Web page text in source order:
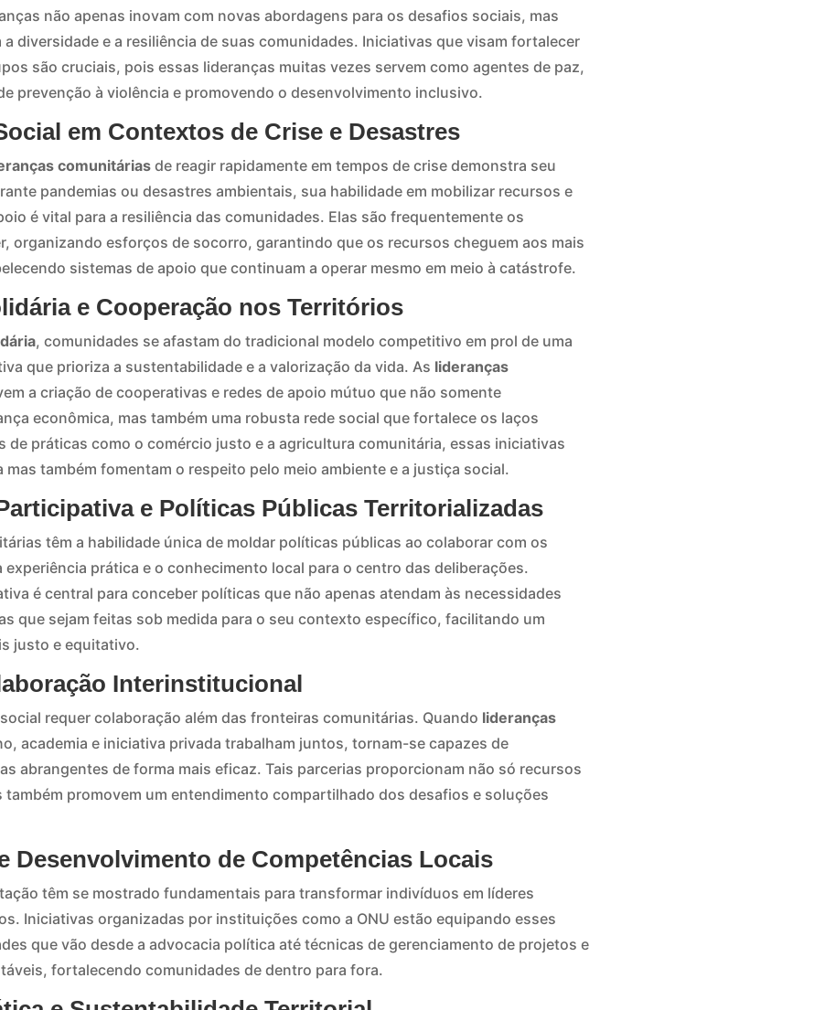
não apenas inovam com novas abordagens para os desafios sociais, mas
diversidade e a resiliência de suas comunidades. Iniciativas que visam fortalecer
são cruciais, pois essas lideranças muitas vezes servem como agentes de paz,
prevenção à violência e promovendo o desenvolvimento inclusivo.
em Contextos de Crise e Desastres
comunitáriasde reagir rapidamente em tempos de crise demonstra seu
pandemias ou desastres ambientais, sua habilidade em mobilizar recursos e
é vital para a resiliência das comunidades. Elas são frequentemente os
organizando esforços de socorro, garantindo que os recursos cheguem aos mais
sistemas de apoio que continuam a operar mesmo em meio à catástrofe.
e Cooperação nos Territórios
, comunidades se afastam do tradicional modelo competitivo em prol de uma
que prioriza a sustentabilidade e a valorização da vida. As lideranças
a criação de cooperativas e redes de apoio mútuo que não somente
econômica, mas também uma robusta rede social que fortalece os laços
de práticas como o comércio justo e a agricultura comunitária, essas iniciativas
mas também fomentam o respeito pelo meio ambiente e a justiça social.
e Políticas Públicas Territorializadas
têm a habilidade única de moldar políticas públicas ao colaborar com os
prática e o conhecimento local para o centro das deliberações.
é central para conceber políticas que não apenas atendam às necessidades
que sejam feitas sob medida para o seu contexto específico, facilitando um
justo e equitativo.
Interinstitucional
requer colaboração além das fronteiras comunitárias. Quando lideranças
academia e iniciativa privada trabalham juntos, tornam-se capazes de
abrangentes de forma mais eficaz. Tais parcerias proporcionam não só recursos
também promovem um entendimento compartilhado dos desafios e soluções
Desenvolvimento de Competências Locais
têm se mostrado fundamentais para transformar indivíduos em líderes
Iniciativas organizadas por instituições como a ONU estão equipando esses
que vão desde a advocacia política até técnicas de gerenciamento de projetos e
fortalecendo comunidades de dentro para fora.